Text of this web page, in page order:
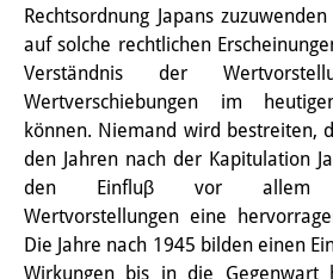
Knowledge Lab:
Knowledge
Knowledge
Individual projects
Previous Research
Events
Rechtsordnung Japans
auf solche rechtlichen
Verständnis der
Wertverschiebungen im
können. Niemand wird bestreiten,
den Jahren nach der Kapitulation
den Einfluβ vor allem
Wertvorstellungen eine
Die Jahre nach 1945 bilden einen
Wirkungen bis in die Gegenwart